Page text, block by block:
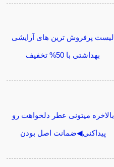
لیست پرفروش ترین های آرایشی
بهداشتی با 50% تخفیف
بالاخره میتونی عطر دلخواهت رو
پیداکنی◀ضمانت اصل بودن